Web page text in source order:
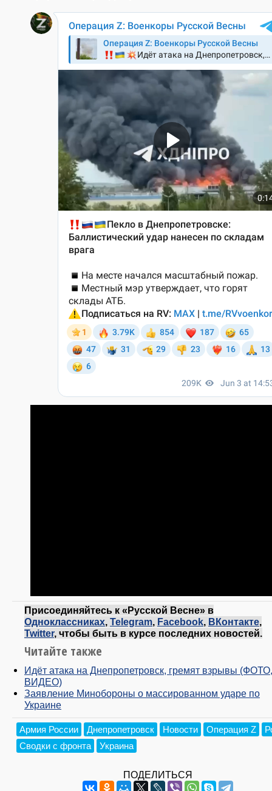
Присоединяйтесь к «Русской Весне» в
Одноклассниках, Telegram, Facebook, ВКонтакте,
Twitter, чтобы быть в курсе последних новостей.
Читайте также
Идёт атака на Днепропетровск, гремят взрывы (ФОТО,
ВИДЕО)
Заявление Минобороны о массированном ударе по
Украине
Армия России Днепропетровск Новости Операция Z
Сводки с фронта
Украина
ПОДЕЛИТЬСЯ